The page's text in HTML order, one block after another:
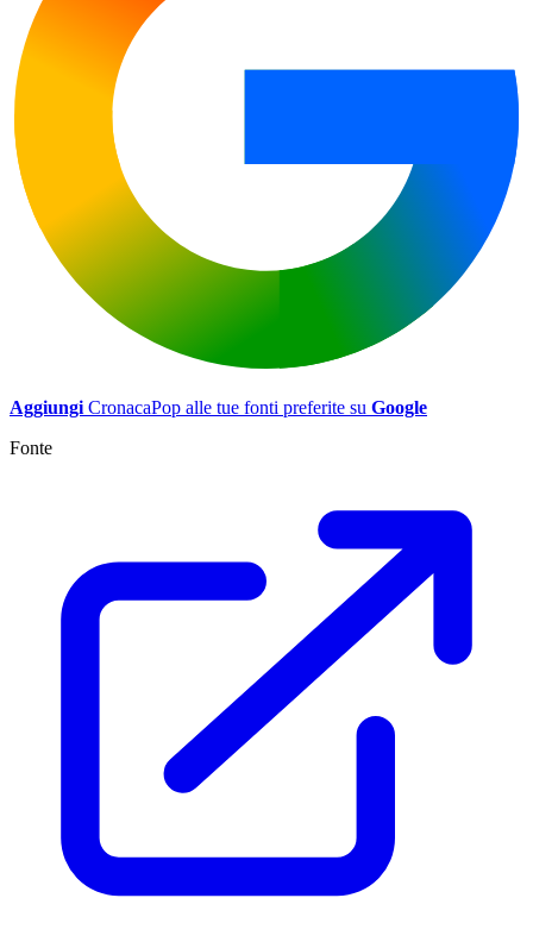
Aggiungi CronacaPop alle tue fonti preferite su Google
Fonte